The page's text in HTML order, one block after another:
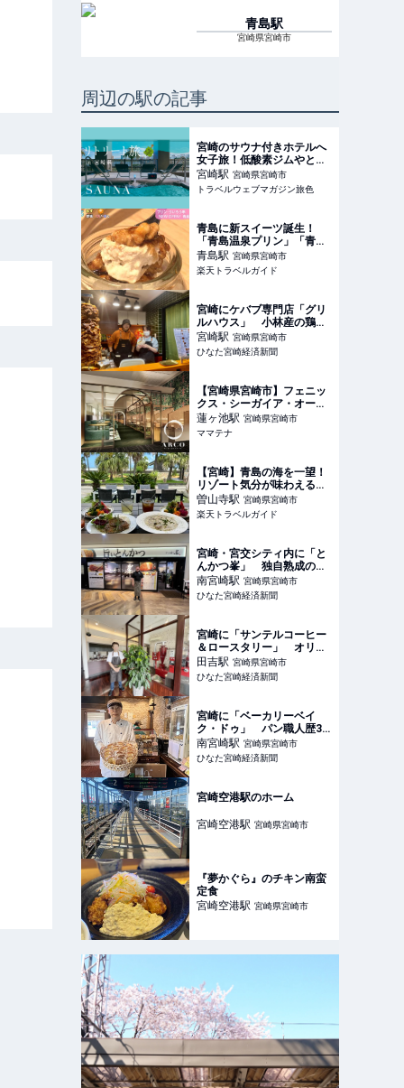
青島駅
宮崎県宮崎市
周辺の駅の記事
宮崎のサウナ付きホテルへ
女子旅！低酸素ジムやとと
のい体験を｜旅行プランは
旅色で。
宮崎駅 宮崎県宮崎市
トラベルウェブマガジン旅色
青島に新スイーツ誕生！
「青島温泉プリン」「青島
ういろう」が登場！（宮崎
県宮崎市） 【楽天トラベ
ル】
青島駅 宮崎県宮崎市
楽天トラベルガイド
宮崎にケバブ専門店「グリ
ルハウス」 小林産の鶏肉
使う、深夜まで営業
宮崎駅 宮崎県宮崎市
ひなた宮崎経済新聞
【宮崎県宮崎市】フェニッ
クス・シーガイア・オーシ
ャン・タワーの
「Ristorante ARCO」がリ
ニューアル | ママテナ
蓮ヶ池駅 宮崎県宮崎市
ママテナ
【宮崎】青島の海を一望！
リゾート気分が味わえる
「COAST LIFE」で贅沢カ
フェ時間 【楽天トラベル】
曽山寺駅 宮崎県宮崎市
楽天トラベルガイド
宮崎・宮交シティ内に「と
んかつ峯」 独自熟成の宮
崎ブランドポーク使う
南宮崎駅 宮崎県宮崎市
ひなた宮崎経済新聞
宮崎に「サンテルコーヒー
＆ロースタリー」 オリジ
ナルブレンドも
田吉駅 宮崎県宮崎市
ひなた宮崎経済新聞
宮崎に「ベーカリーベイ
ク・ドゥ」 パン職人歴30
年の店主が集大成で開業
南宮崎駅 宮崎県宮崎市
ひなた宮崎経済新聞
宮崎空港駅のホーム
宮崎空港駅 宮崎県宮崎市
『夢かぐら』のチキン南蛮
定食
宮崎空港駅 宮崎県宮崎市